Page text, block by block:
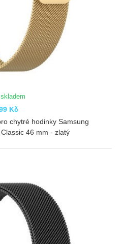
Kč
chytré hodinky Samsung
46 mm - zlatý